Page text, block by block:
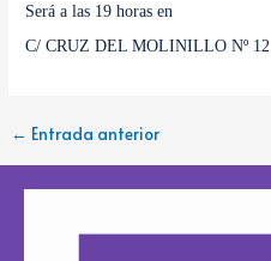
Será a las 19 horas en
C/ CRUZ DEL MOLINILLO Nº 12
← Entrada anterior